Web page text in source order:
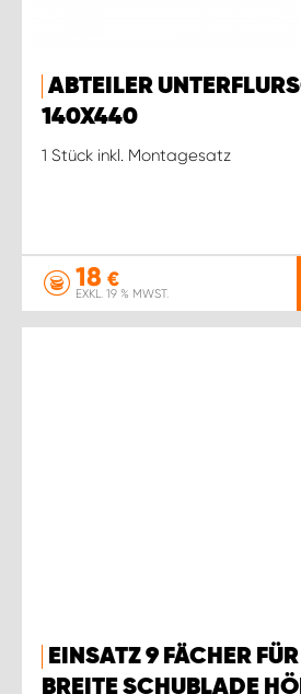
ABTEILER
140X440
1 Stück inkl. Montagesatz
18 €
EXKL. 19 % MWST.
EINSATZ 9 FÄCHER
BREITE SCHUBLADE